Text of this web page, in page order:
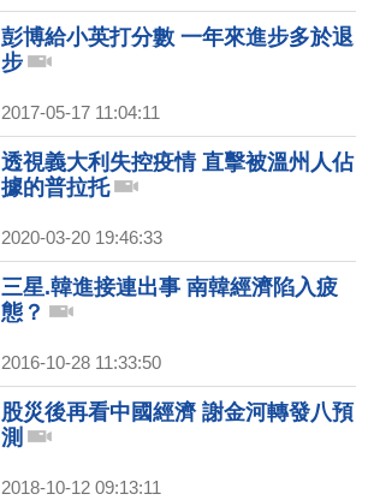
彭博給小英打分數 一年來進步多於退
步
2017-05-17 11:04:11
透視義大利失控疫情 直擊被溫州人佔
據的普拉托
2020-03-20 19:46:33
三星.韓進接連出事 南韓經濟陷入疲
態？
2016-10-28 11:33:50
股災後再看中國經濟 謝金河轉發八預
測
2018-10-12 09:13:11